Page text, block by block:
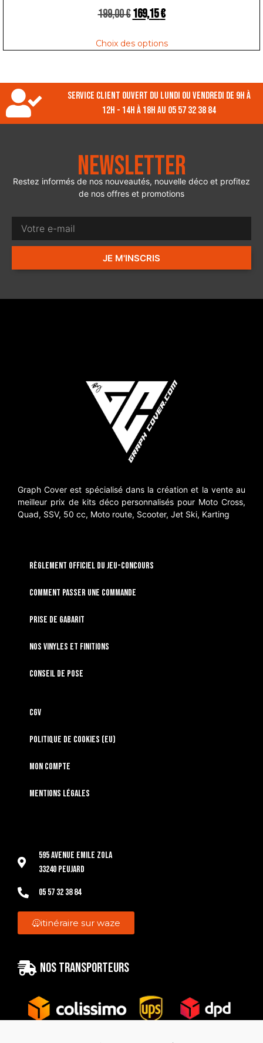
199,00€169,15€
Choix des options
Service client ouvert du lundi ou vendredi de 9h à
12h - 14h à 18h au 05 57 32 38 84
Newsletter
Restez informés de nos nouveautés, nouvelle déco et profitez
de nos offres et promotions
JE M'INSCRIS
Graph Cover est spécialisé dans la création et la vente au
meilleur prix de kits déco personnalisés pour Moto Cross,
Quad, SSV, 50 cc, Moto route, Scooter, Jet Ski, Karting
RÈGLEMENT OFFICIEL DU JEU-CONCOURS
Comment passer une commande
Prise de gabarit
Nos vinyles et finitions
Conseil de pose
CGV
Politique de cookies (EU)
Mon compte
Mentions légales
595 Avenue Emile Zola
33240 Peujard
05 57 32 38 84
itinéraire sur waze
Nos transporteurs